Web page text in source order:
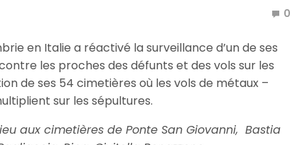
0
en Italie a réactivé la surveillance d’un de ses
les proches des défunts et des vols sur les
de ses 54 cimetières où les vols de métaux –
sur les sépultures.
aux cimetières de Ponte San Giovanni, Bastia